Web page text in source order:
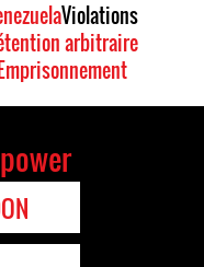
Violations
arbitraire